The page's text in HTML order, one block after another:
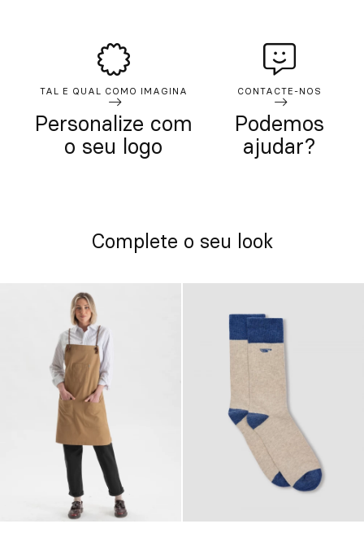
TAL E QUAL COMO IMAGINA
Personalize com
o seu logo
CONTACTE-NOS
Podemos
ajudar?
Complete o seu look